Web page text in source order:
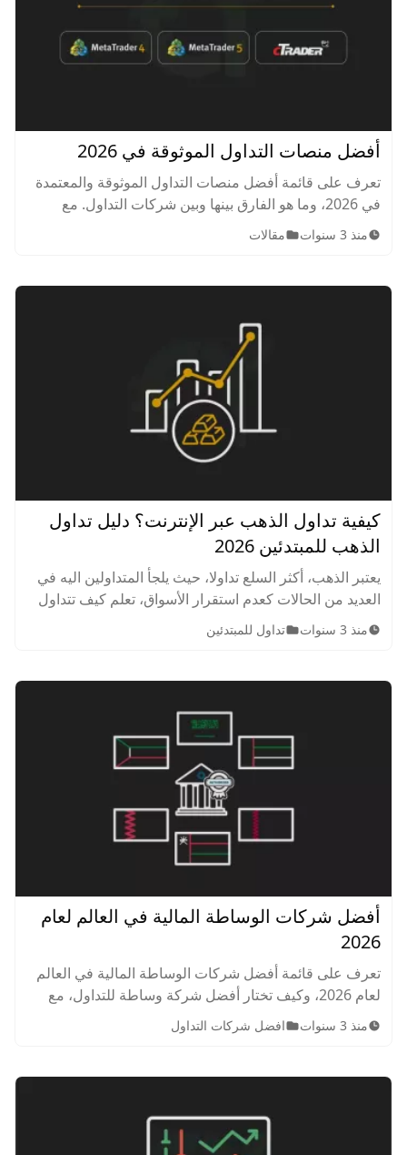
أفضل منصات التداول الموثوقة في 2026
تعرف على قائمة أفضل منصات التداول الموثوقة والمعتمدة
في 2026، وما هو الفارق بينها وبين شركات التداول. مع
عرض لآلية الاختيار، وإجابة لكل تساؤلاتك حول منصات
التداول.
منذ 3 سنوات مقالات
كيفية تداول الذهب عبر الإنترنت؟ دليل تداول
الذهب للمبتدئين 2026
يعتبر الذهب، أكثر السلع تداولا، حيث يلجأ المتداولين اليه في
العديد من الحالات كعدم استقرار الأسواق، تعلم كيف تتداول
الذهب عبر هذا الدليل الذي اعده خبراء شبكة ارينسن.
منذ 3 سنوات تداول للمبتدئين
أفضل شركات الوساطة المالية في العالم لعام
2026
تعرف على قائمة أفضل شركات الوساطة المالية في العالم
لعام 2026، وكيف تختار أفضل شركة وساطة للتداول، مع
توضيح آلية الاختيار وأفضل شركة في كل دولة عربية.
منذ 3 سنوات افضل شركات التداول